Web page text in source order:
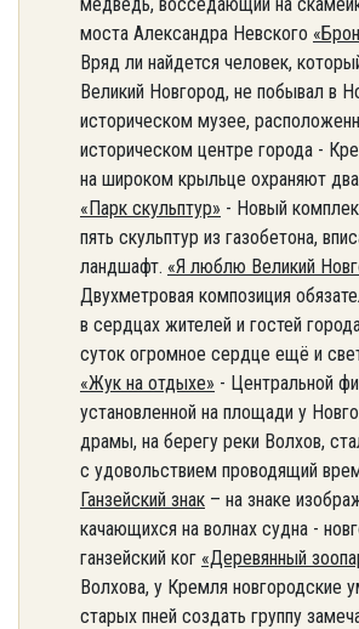
моста Александра Невского
Вряд ли найдется человек,
Великий Новгород, не побывал в
историческом музее,
историческом центре города -
на широком крыльце охраняют два
«Парк скульптур» - Новый
пять скульптур из газобетона,
ландшафт. «Я люблю Великий
Двухметровая композиция
в сердцах жителей и гостей
суток огромное сердце ещё и
«Жук на отдыхе» - Центральной
установленной на площади у
драмы, на берегу реки Волхов,
с удовольствием проводящий
Ганзейский знак – на знаке
качающихся на волнах судна -
ганзейский ког «Деревянный
Волхова, у Кремля новгородские
старых пней создать группу